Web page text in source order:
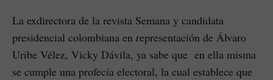
La exdirectora de la revista Semana y candidata
presidencial colombiana en representación de Álvaro
Uribe Vélez, Vicky Dávila, ya sabe que en ella misma
se cumple una profecía electoral, la cual establece que